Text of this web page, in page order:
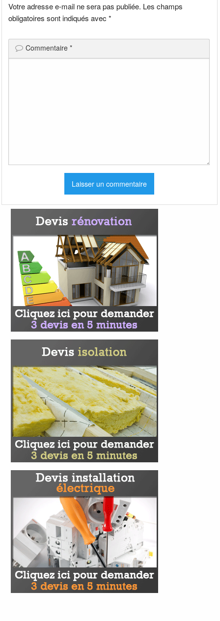
Votre adresse e-mail ne sera pas publiée. Les champs
obligatoires sont indiqués avec*
Commentaire*